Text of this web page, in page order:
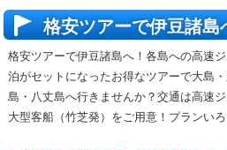
格安ツアーで伊豆諸島
格安ツアーで伊豆諸島へ！各島への高速
泊がセットになったお得なツアーで大島
島・八丈島へ行きませんか？交通は高速
大型客船（竹芝発） をご用意！プランい